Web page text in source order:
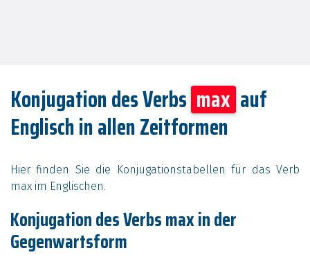
Konjugation des Verbs max auf
Englisch in allen Zeitformen
Hier finden Sie die Konjugationstabellen für das Verb
max im Englischen.
Konjugation des Verbs max in der
Gegenwartsform